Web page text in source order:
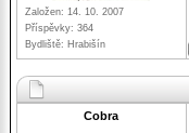
Založen: 14. 10. 2007
Příspěvky: 364
Bydliště: Hrabišín
Cobra